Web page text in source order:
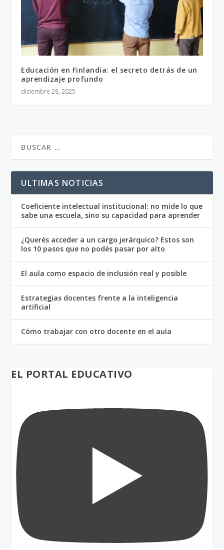
Educación en Finlandia: el secreto detrás de un
aprendizaje profundo
diciembre 28, 2025
ULTIMAS NOTICIAS
Coeficiente intelectual institucional: no mide lo que
sabe una escuela, sino su capacidad para aprender
¿Querés acceder a un cargo jerárquico? Estos son
los 10 pasos que no podés pasar por alto
El aula como espacio de inclusión real y posible
Estrategias docentes frente a la inteligencia
artificial
Cómo trabajar con otro docente en el aula
EL PORTAL EDUCATIVO